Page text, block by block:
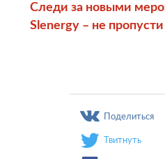
Следи за новыми
Slenergy – не
Поделиться
Твитнуть